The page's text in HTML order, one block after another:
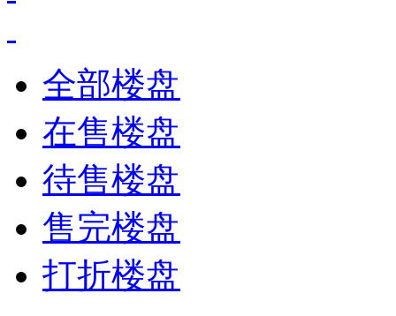
全部楼盘
在售楼盘
待售楼盘
售完楼盘
打折楼盘